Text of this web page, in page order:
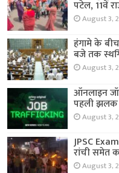
पटेल, 11वें
August 3,
हंगामे के
बजे तक
August 3,
ऑनलाइन
पहली
August 3,
JPSC
रांची समेत
August 3,